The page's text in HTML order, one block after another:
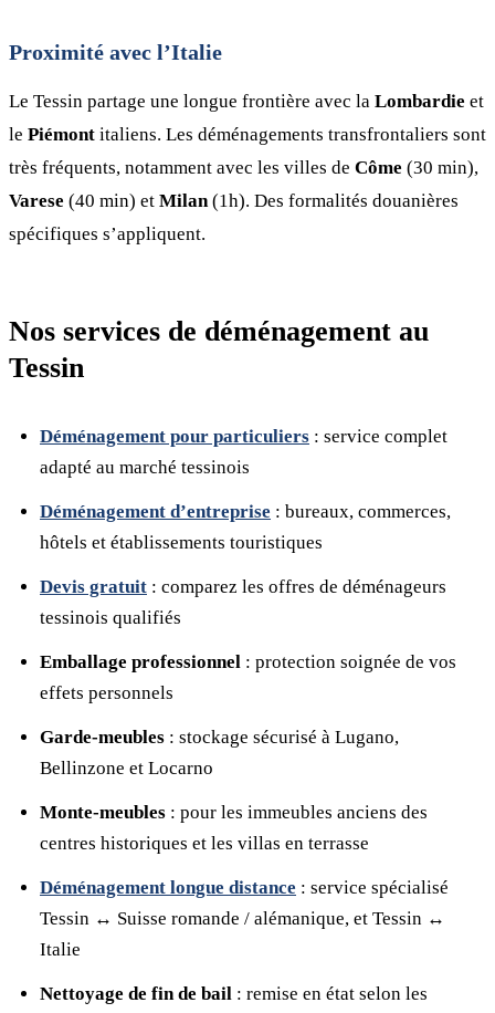
Proximité avec l’Italie
Le Tessin partage une longue frontière avec la Lombardie et
le Piémont italiens. Les déménagements transfrontaliers sont
très fréquents, notamment avec les villes de Côme (30 min),
Varese (40 min) et Milan(1h). Des formalités douanières
spécifiques s’appliquent.
Nos services de déménagement au
Tessin
Déménagement pour particuliers : service complet
adapté au marché tessinois
Déménagement d’entreprise : bureaux, commerces,
hôtels et établissements touristiques
Devis gratuit : comparez les offres de déménageurs
tessinois qualifiés
Emballage professionnel : protection soignée de vos
effets personnels
Garde-meubles : stockage sécurisé à Lugano,
Bellinzone et Locarno
Monte-meubles : pour les immeubles anciens des
centres historiques et les villas en terrasse
Déménagement longue distance : service spécialisé
Tessin ↔ Suisse romande / alémanique, et Tessin ↔
Italie
Nettoyage de fin de bail : remise en état selon les